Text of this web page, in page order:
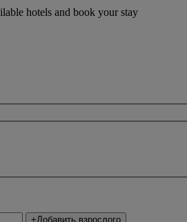
hotels and book your stay
+Добавить взрослого